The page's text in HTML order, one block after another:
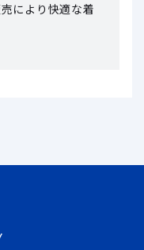
により 快適な着